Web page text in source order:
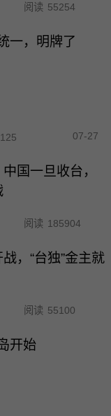
阅读 55254
一，明牌了
07-27
国一旦收台，
阅读 185904
，“台独”金主就
阅读 55100
开始